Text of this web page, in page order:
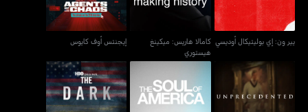
يير ون: إي بوليتيكال أوديسي كامالا هاريس: ميكينغ
هيستوري
إيجنتس أوف كايوس